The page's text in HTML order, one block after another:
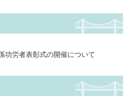
労者表彰式の開催について